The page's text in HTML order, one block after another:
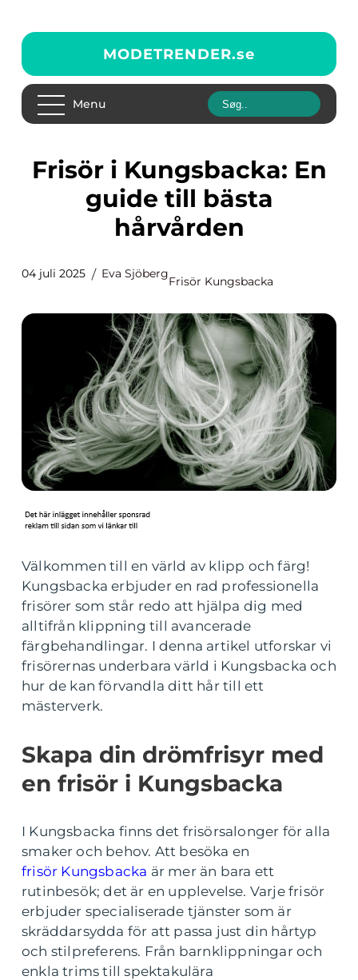
MODETRENDER.se
Menu
Frisör i Kungsbacka: En
guide till bästa
hårvården
04 juli 2025 Eva Sjöberg
Frisör Kungsbacka
Välkommen till en värld av klipp och färg!
Kungsbacka erbjuder en rad professionella
frisörer som står redo att hjälpa dig med
alltifrån klippning till avancerade
färgbehandlingar. I denna artikel utforskar vi
frisörernas underbara värld i Kungsbacka och
hur de kan förvandla ditt hår till ett
mästerverk.
Skapa din drömfrisyr med
en frisör i Kungsbacka
I Kungsbacka finns det frisörsalonger för alla
smaker och behov. Att besöka en
frisör Kungsbacka är mer än bara ett
rutinbesök; det är en upplevelse. Varje frisör
erbjuder specialiserade tjänster som är
skräddarsydda för att passa just din hårtyp
och stilpreferens. Från barnklippningar och
enkla trims till spektakulära